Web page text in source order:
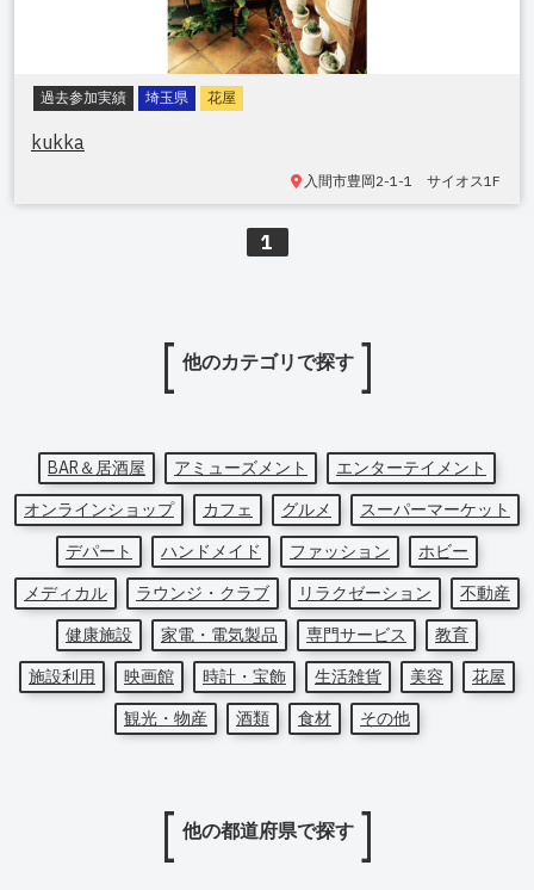
過去参加実績 埼玉県 花屋
kukka
入間市豊岡2-1-1 サイオス1F
1
他のカテゴリで探す
BAR＆居酒屋 アミューズメント
エンターテイメント
オンラインショップ
カフェ グルメ
スーパーマーケット
デパート
ハンドメイド ファッション
ホビー
メディカル
ラウンジ・クラブ リラクゼーション
不動産
健康施設
家電・電気製品 専門サービス
教育
施設利用
映画館 時計・宝飾 生活雑貨 美容
花屋
観光・物産
酒類 食材 その他
他の都道府県で探す